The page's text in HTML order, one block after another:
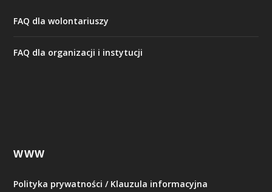
FAQ dla wolontariuszy
FAQ dla organizacji i instytucji
WWW
Polityka prywatności / Klauzula informacyjna